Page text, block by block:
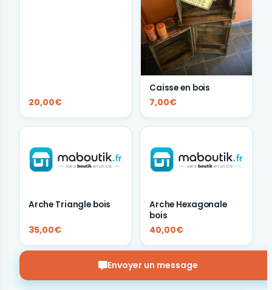
20,00€
Caisse en bois
7,00€
Arche Triangle bois
35,00€
Arche Hexagonale
bois
40,00€
Envoyer un message